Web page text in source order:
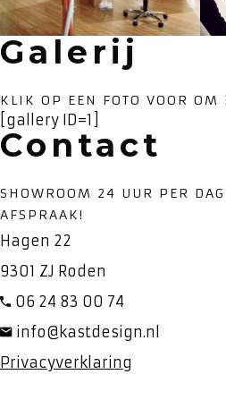
Galerij
KLIK OP EEN FOTO VOOR OM
[gallery ID=1]
Contact
SHOWROOM 24 UUR PER
AFSPRAAK!
Hagen 22
9301 ZJ Roden
06 24 83 00 74
info@kastdesign.nl
Privacyverklaring